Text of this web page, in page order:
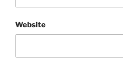
Website